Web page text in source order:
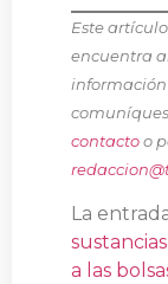
Este
encuentra
contactoo
La
a las